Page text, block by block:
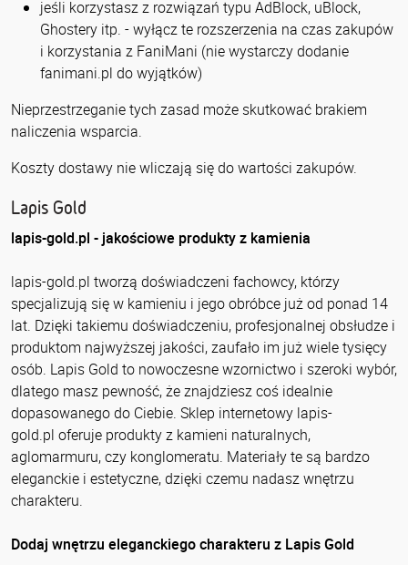
jeśli korzystasz z rozwiązań typu AdBlock, uBlock,
Ghostery itp. - wyłącz te rozszerzenia na czas zakupów
i korzystania z FaniMani (nie wystarczy dodanie
fanimani.pl do wyjątków)
Nieprzestrzeganie tych zasad może skutkować brakiem
naliczenia wsparcia.
Koszty dostawy nie wliczają się do wartości zakupów.
Lapis Gold
lapis-gold.pl - jakościowe produkty z kamienia
lapis-gold.pl tworzą doświadczeni fachowcy, którzy
specjalizują się w kamieniu i jego obróbce już od ponad 14
lat. Dzięki takiemu doświadczeniu, profesjonalnej obsłudze i
produktom najwyższej jakości, zaufało im już wiele tysięcy
osób. Lapis Gold to nowoczesne wzornictwo i szeroki wybór,
dlatego masz pewność, że znajdziesz coś idealnie
dopasowanego do Ciebie. Sklep internetowy lapis-
gold.pl oferuje produkty z kamieni naturalnych,
aglomarmuru, czy konglomeratu. Materiały te są bardzo
eleganckie i estetyczne, dzięki czemu nadasz wnętrzu
charakteru.
Dodaj wnętrzu eleganckiego charakteru z Lapis Gold